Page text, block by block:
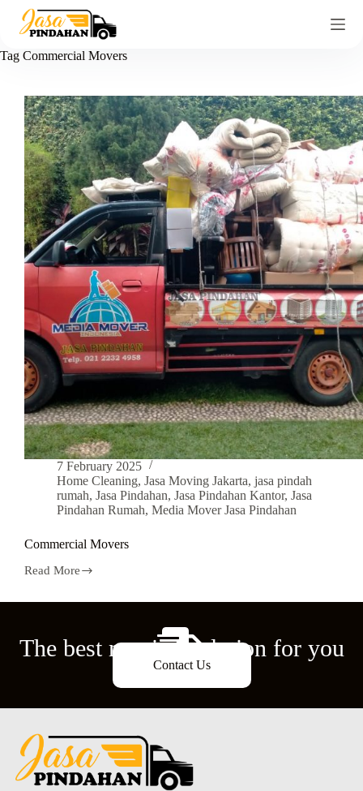
Tag Commercial Movers
7 February 2025
Home Cleaning, Jasa Moving Jakarta, jasa pindah
rumah, Jasa Pindahan, Jasa Pindahan Kantor, Jasa
Pindahan Rumah, Media Mover Jasa Pindahan
Commercial Movers
Read More
The best moving solution for you
Contact Us